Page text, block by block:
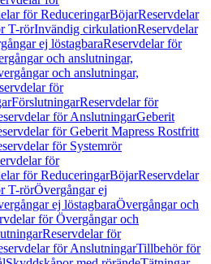
för ReduceringarBöjarReservdelar
T-rörInvändig cirkulationReservdelar
ej löstagbaraReservdelar för
och anslutningar,
och anslutningar,
för
FörslutningarReservdelar för
för AnslutningarGeberit
för Geberit Mapress Rostfritt
för Systemrör
för
för ReduceringarBöjarReservdelar
T-rörÖvergångar ej
ej löstagbaraÖvergångar och
för Övergångar och
Reservdelar för
för AnslutningarTillbehör för